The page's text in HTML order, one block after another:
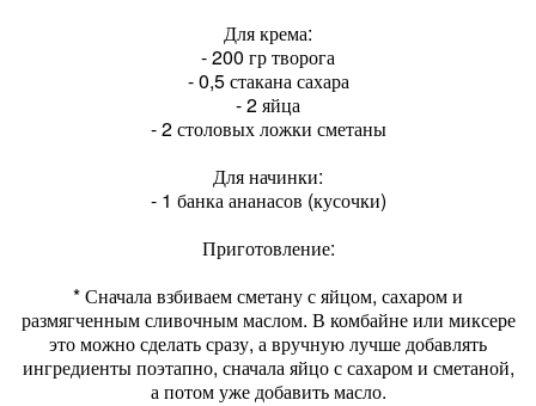
Для крема:
- 200 гр творога
- 0,5 стакана сахара
- 2 яйца
- 2 столовых ложки сметаны
Для начинки:
- 1 банка ананасов (кусочки)
Приготовление:
* Сначала взбиваем сметану с яйцом, сахаром и
размягченным сливочным маслом. В комбайне или миксере
это можно сделать сразу, а вручную лучше добавлять
ингредиенты поэтапно, сначала яйцо с сахаром и сметаной,
а потом уже добавить масло.